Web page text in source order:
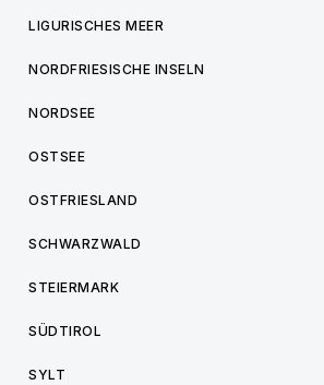
LIGURISCHES MEER
NORDFRIESISCHE INSELN
NORDSEE
OSTSEE
OSTFRIESLAND
SCHWARZWALD
STEIERMARK
SÜDTIROL
SYLT